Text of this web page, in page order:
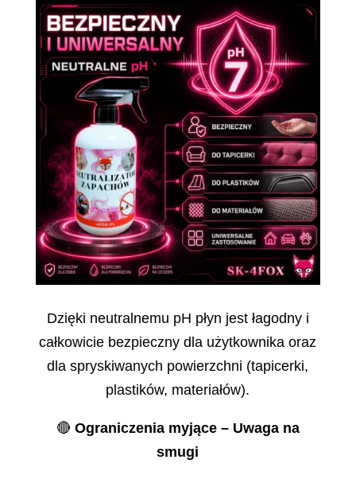
Dzięki neutralnemu pH płyn jest łagodny i
całkowicie bezpieczny dla użytkownika oraz
dla spryskiwanych powierzchni (tapicerki,
plastików, materiałów).
🔴 Ograniczenia myjące – Uwaga na
smugi